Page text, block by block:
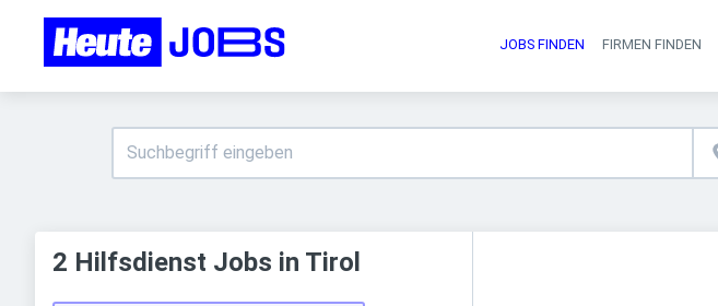
JOBS FINDEN FIRMEN FINDEN
2 Hilfsdienst Jobs in Tirol